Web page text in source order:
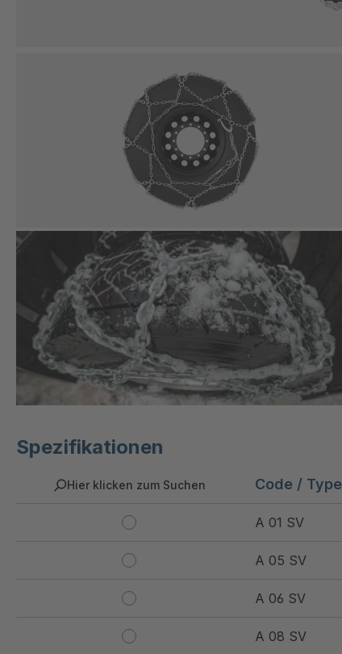
Spezifikationen
Hier klicken zum Suchen Code / Type
A 01 SV
A 05 SV
A 06 SV
A 08 SV